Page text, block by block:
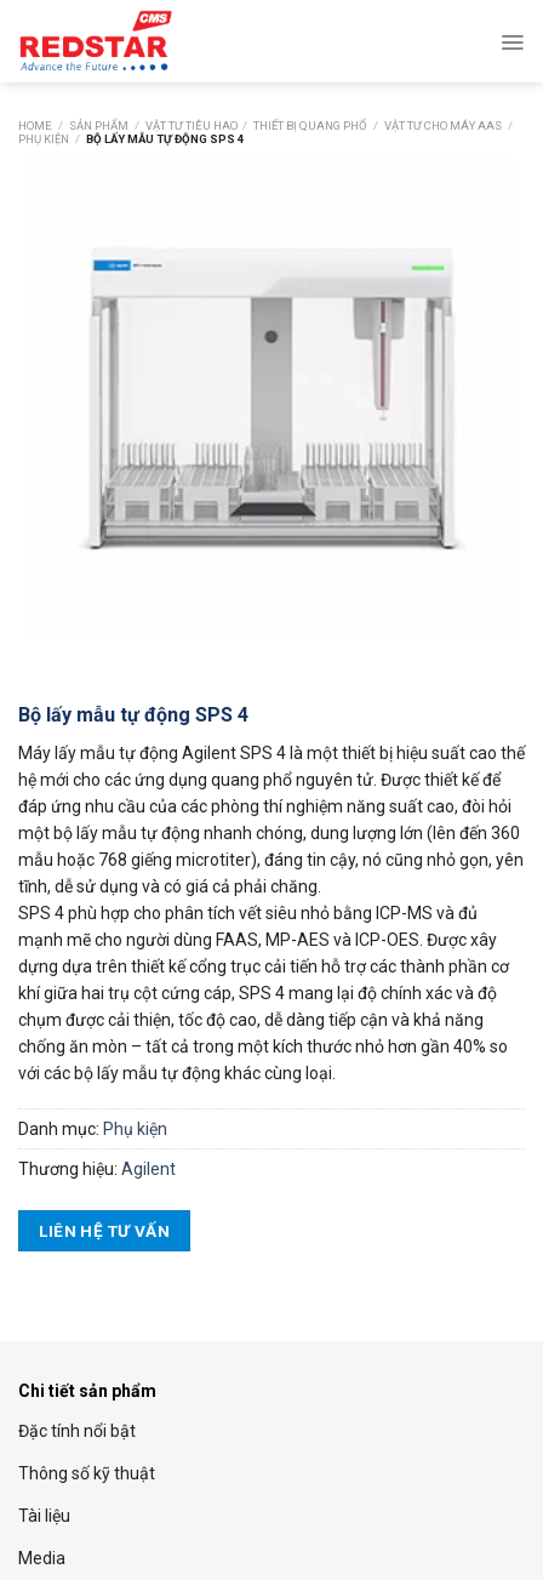
content
HOME / SẢN PHẨM / VẬT TƯ TIÊU HAO / THIẾT BỊ QUANG PHỔ / VẬT TƯ CHO MÁY AAS /
PHỤ KIỆN / BỘ LẤY MẪU TỰ ĐỘNG SPS 4
Bộ lấy mẫu tự động SPS 4
Máy lấy mẫu tự động Agilent SPS 4 là một thiết bị hiệu suất cao thế
hệ mới cho các ứng dụng quang phổ nguyên tử. Được thiết kế để
đáp ứng nhu cầu của các phòng thí nghiệm năng suất cao, đòi hỏi
một bộ lấy mẫu tự động nhanh chóng, dung lượng lớn (lên đến 360
mẫu hoặc 768 giếng microtiter), đáng tin cậy, nó cũng nhỏ gọn, yên
tĩnh, dễ sử dụng và có giá cả phải chăng.
SPS 4 phù hợp cho phân tích vết siêu nhỏ bằng ICP-MS và đủ
mạnh mẽ cho người dùng FAAS, MP-AES và ICP-OES. Được xây
dựng dựa trên thiết kế cổng trục cải tiến hỗ trợ các thành phần cơ
khí giữa hai trụ cột cứng cáp, SPS 4 mang lại độ chính xác và độ
chụm được cải thiện, tốc độ cao, dễ dàng tiếp cận và khả năng
chống ăn mòn – tất cả trong một kích thước nhỏ hơn gần 40% so
với các bộ lấy mẫu tự động khác cùng loại.
Danh mục: Phụ kiện
Thương hiệu: Agilent
LIÊN HỆ TƯ VẤN
Chi tiết sản phẩm
Đặc tính nổi bật
Thông số kỹ thuật
Tài liệu
Media